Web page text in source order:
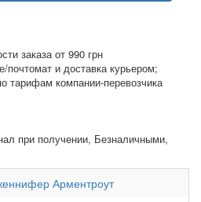
заказа от 990 грн
почтомат и доставка курьером;
тарифам компании-перевозчика
при получении, Безналичными,
Арментроут